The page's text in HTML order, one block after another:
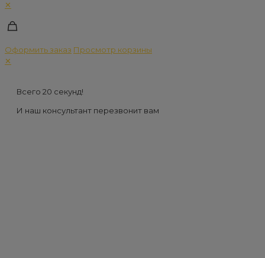
✕
Оформить заказ Просмотр корзины
✕
Всего 20 секунд!
И наш консультант перезвонит вам